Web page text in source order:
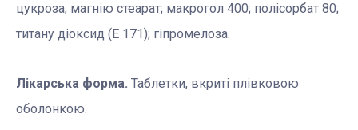
цукроза; магнію стеарат; макрогол 400; полісорбат 80;
титану діоксид (Е 171); гіпромелоза.
Лікарська форма. Таблетки, вкриті плівковою
оболонкою.